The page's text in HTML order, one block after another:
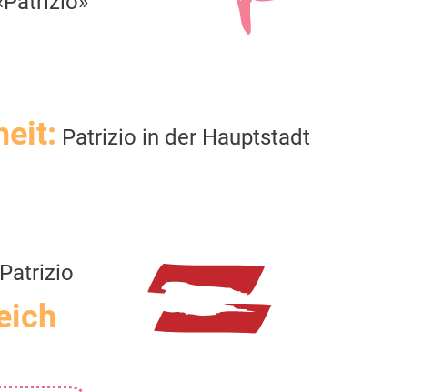
Patrizio in der Hauptstadt